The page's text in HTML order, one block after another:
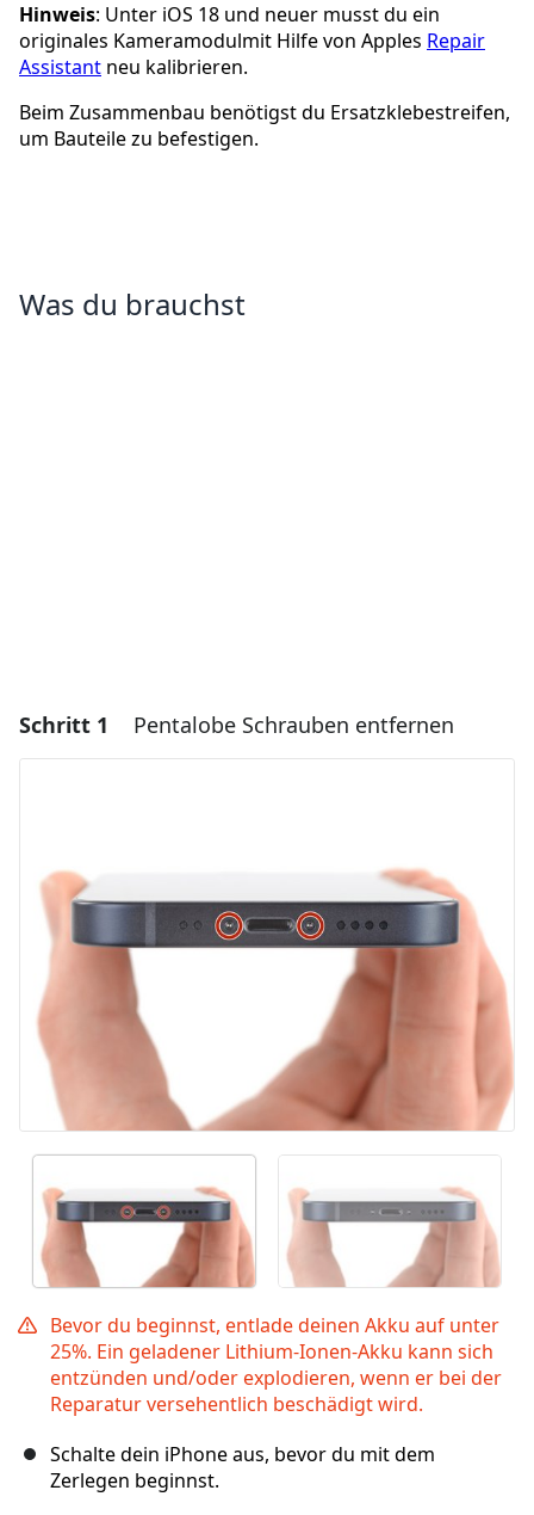
Hinweis: Unter iOS 18 und neuer musst du ein
originales Kameramodulmit Hilfe von Apples Repair
Assistant neu kalibrieren.
Beim Zusammenbau benötigst du Ersatzklebestreifen,
um Bauteile zu befestigen.
Was du brauchst
Schritt 1 Pentalobe Schrauben entfernen
Bevor du beginnst, entlade deinen Akku auf unter
25%. Ein geladener Lithium-Ionen-Akku kann sich
entzünden und/oder explodieren, wenn er bei der
Reparatur versehentlich beschädigt wird.
Schalte dein iPhone aus, bevor du mit dem
Zerlegen beginnst.